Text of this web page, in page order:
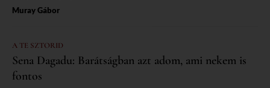
Muray Gábor
A TE SZTORID
Sena Dagadu: Barátságban azt adom, ami nekem is
fontos